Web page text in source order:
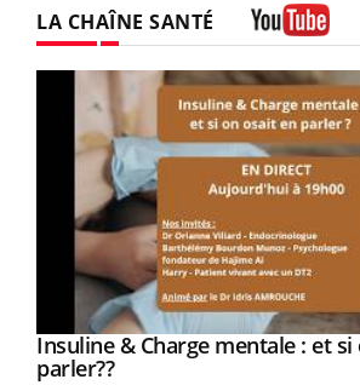
LA CHAÎNE SANTÉ
Youtube
Insuline & Charge mentale : et
parler??Youtube